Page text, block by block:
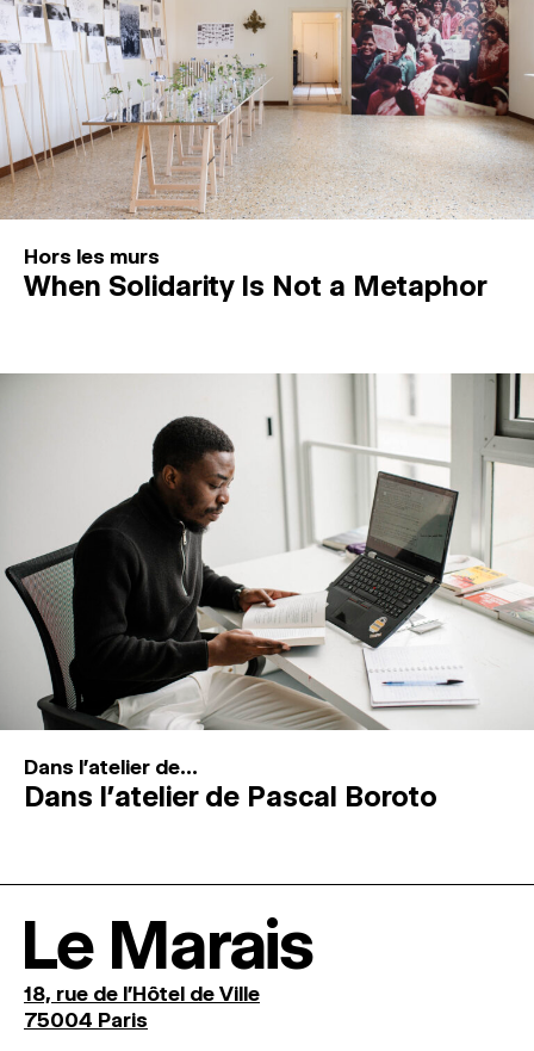
Hors les murs
When Solidarity Is Not a Metaphor
Dans l'atelier de...
Dans l’atelier de Pascal Boroto
Le Marais
18, rue de l'Hôtel de Ville
75004 Paris